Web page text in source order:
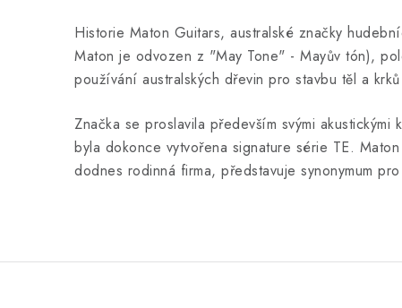
Historie Maton Guitars, australské značky
Maton je odvozen z "May Tone" - Mayův tón),
používání australských dřevin pro stavbu těl a
Značka se proslavila především svými
byla dokonce vytvořena signature série TE.
dodnes rodinná firma, představuje synonymum